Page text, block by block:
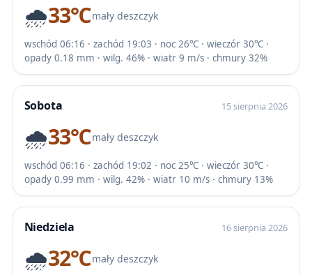
🌧️33℃mały deszczyk
wschód 06:16 · zachód 19:03 · noc 26℃ · wieczór 30℃ ·
opady 0.18 mm · wilg. 46% · wiatr 9 m/s · chmury 32%
Sobota 15 sierpnia 2026
🌧️33℃mały deszczyk
wschód 06:16 · zachód 19:02 · noc 25℃ · wieczór 30℃ ·
opady 0.99 mm · wilg. 42% · wiatr 10 m/s · chmury 13%
Niedziela 16 sierpnia 2026
🌧️32℃mały deszczyk